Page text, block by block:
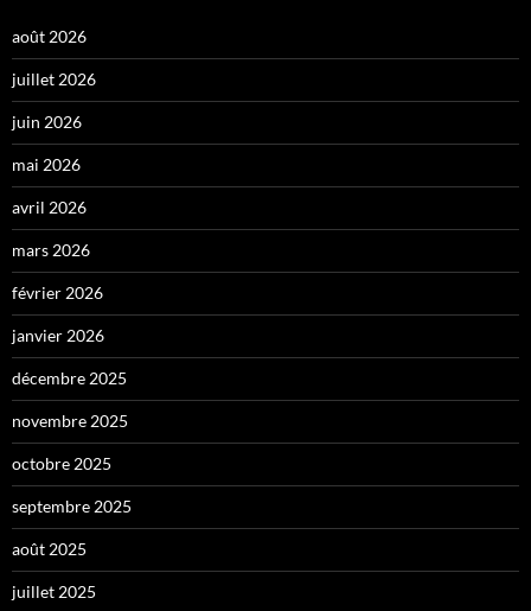
août 2026
juillet 2026
juin 2026
mai 2026
avril 2026
mars 2026
février 2026
janvier 2026
décembre 2025
novembre 2025
octobre 2025
septembre 2025
août 2025
juillet 2025